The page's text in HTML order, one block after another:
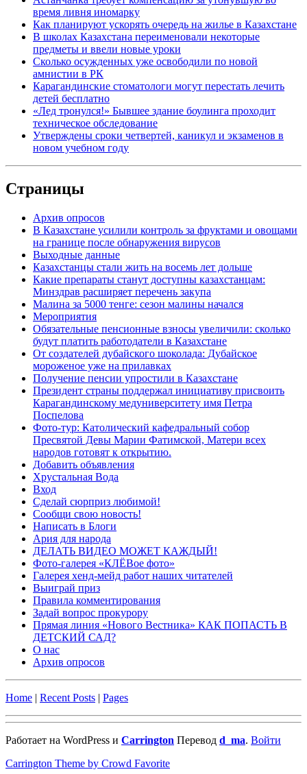
время ливня иномарку
Как планируют ускорять очередь на жилье в Казахстане
В школах Казахстана переименовали некоторые
предметы и ввели новые уроки
Сколько осужденных уже освободили по новой
амнистии в РК
Карагандинские стоматологи могут перестать лечить
детей бесплатно
«Лед тронулся!» Бывшее здание боулинга проходит
техническое обследование
Утверждены сроки четвертей, каникул и экзаменов в
новом учебном году
Страницы
Архив опросов
В Казахстане усилили контроль за фруктами и овощами
на границе после обнаружения вирусов
Выходные данные
Казахстанцы стали жить на восемь лет дольше
Какие препараты станут доступны казахстанцам:
Минздрав расширяет перечень закупа
Малина за 5000 тенге: сезон малины начался
Мероприятия
Обязательные пенсионные взносы увеличили: сколько
будут платить работодатели в Казахстане
От создателей дубайского шоколада: Дубайское
мороженое уже на прилавках
Получение пенсии упростили в Казахстане
Президент страны поддержал инициативу присвоить
Карагандинскому медуниверситету имя Петра
Поспелова
Фото-тур: Католический кафедральный собор
Пресвятой Девы Марии Фатимской, Матери всех
народов готовят к открытию.
Добавить объявления
Хрустальная Вода
Вход
Сделай сюрприз любимой!
Сообщи свою новость!
Написать в Блоги
Ария для народа
ДЕЛАТЬ ВИДЕО МОЖЕТ КАЖДЫЙ!
Фото-галерея «КЛЁВое фото»
Галерея хенд-мейд работ наших читателей
Выиграй приз
Правила комментирования
Задай вопрос прокурору
Прямая линия «Нового Вестника» КАК ПОПАСТЬ В
ДЕТСКИЙ САД?
О нас
Архив опросов
Home | Recent Posts | Pages
Работает на WordPress и Carrington Перевод d_ma. Войти
Carrington Theme by Crowd Favorite